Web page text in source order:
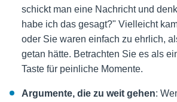
schickt man eine Nachricht und
habe ich das gesagt?" Vielleicht
oder Sie waren einfach zu ehrlich,
getan hätte. Betrachten Sie es als
Taste für peinliche Momente.
Argumente, die zu weit gehen: